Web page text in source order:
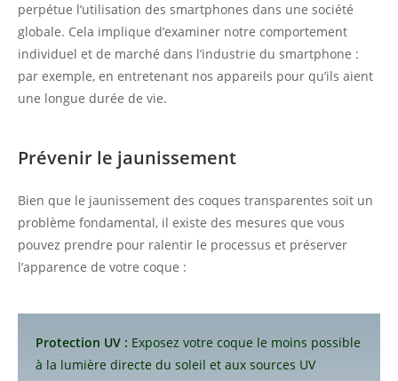
perpétue l’utilisation des smartphones dans une société
globale. Cela implique d’examiner notre comportement
individuel et de marché dans l’industrie du smartphone :
par exemple, en entretenant nos appareils pour qu’ils aient
une longue durée de vie.
Prévenir le jaunissement
Bien que le jaunissement des coques transparentes soit un
problème fondamental, il existe des mesures que vous
pouvez prendre pour ralentir le processus et préserver
l’apparence de votre coque :
Protection UV : Exposez votre coque le moins possible
à la lumière directe du soleil et aux sources UV